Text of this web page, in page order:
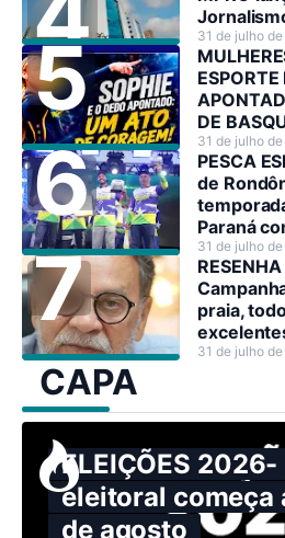
31 de julho
DE
HEROÍNA
31 de julho
PESCA
de
Paraná
31 de julho
praia,
problema
31 de julho
CAPA
ELEIÇÕES
eleitoral começa
de agosto